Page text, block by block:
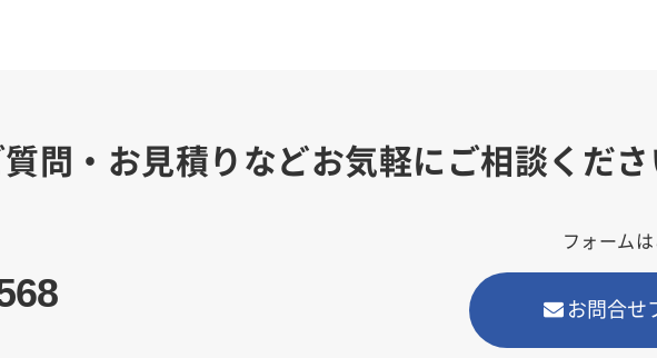
問・お見積りなどお気軽にご相談くださ
フォームは
お問合せ